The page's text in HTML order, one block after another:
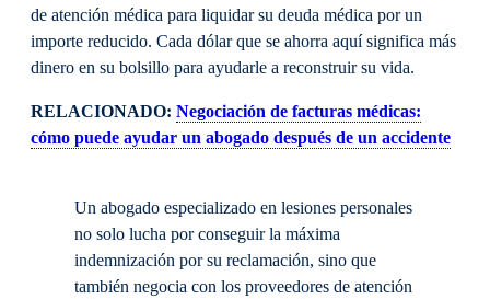
de atención médica para liquidar su deuda médica por un
importe reducido. Cada dólar que se ahorra aquí significa más
dinero en su bolsillo para ayudarle a reconstruir su vida.
RELACIONADO: Negociación de facturas médicas:
cómo puede ayudar un abogado después de un accidente
Un abogado especializado en lesiones personales
no solo lucha por conseguir la máxima
indemnización por su reclamación, sino que
también negocia con los proveedores de atención